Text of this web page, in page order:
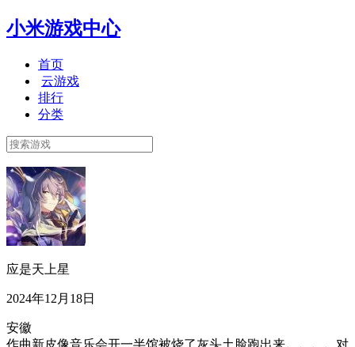
小米游戏中心
首页
云游戏
排行
分类
应是天上星
2024年12月18日
安徽
作曲新皮像音乐会开一半馆被烧了灰头土脸跑出来。。。。对